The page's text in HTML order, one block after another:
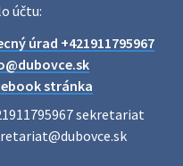
obci
hod.
účtu:
úrad +421911795967
stránka
sekretariat